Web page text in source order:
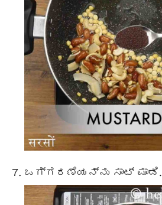
ಒಗ್ಗರಣೆಯನ್ನು ಸಾಟ್ ಮಾಡಿ.